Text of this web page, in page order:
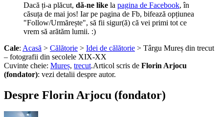
Dacă ți-a plăcut, dă-ne like la pagina de Facebook, în
căsuța de mai jos! Iar pe pagina de Fb, bifează opțiunea
"Follow/Urmărește", să fii sigur(ă) că vei primi tot ce
vrem să arătăm lumii. :)
Cale: Acasă > Călătorie > Idei de călătorie > Târgu Mureș din trecut
– fotografii din secolele XIX-XX
Cuvinte cheie: Mureș, trecut.Articol scris de Florin Arjocu
(fondator): vezi detalii despre autor.
Despre Florin Arjocu (fondator)